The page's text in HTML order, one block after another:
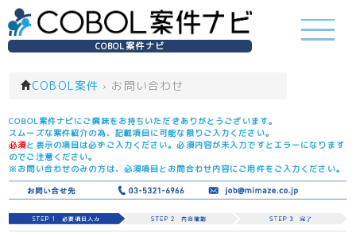
COBOL案件ナビ
COBOL案件 › お問い合わせ
COBOL案件ナビにご興味をお持ちいただきありがとうございます。
スムーズな案件紹介の為、記載項目に可能な限りご入力ください。
必須と表示の項目は必ずご入力ください。必須内容が未入力ですとエラーになります
のでご注意ください。
※お問い合わせのみの方は、必須項目とお問合わせ内容にご用件をご入力ください。